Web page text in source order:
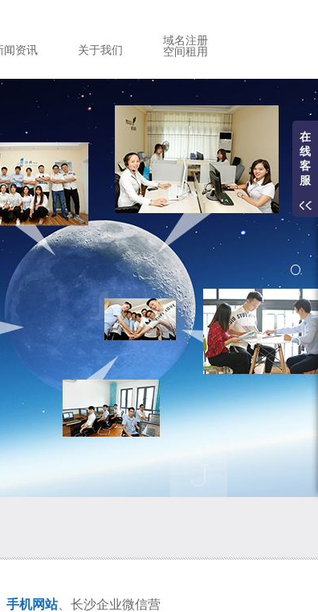
闻资讯 关于我们
域名注册
空间租用
手机网站、 长沙企业微信营
在
线
客
服